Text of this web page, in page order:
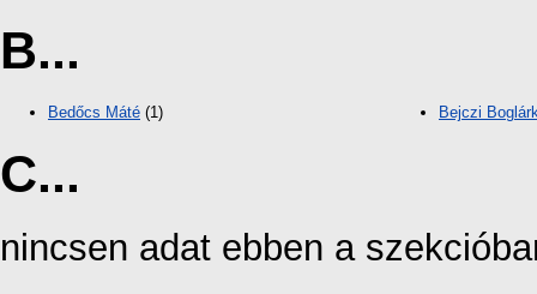
B...
Bedőcs Máté (1) Bejczi
C...
nincsen adat ebben a